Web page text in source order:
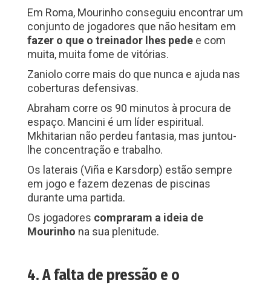
Em Roma, Mourinho conseguiu encontrar um
conjunto de jogadores que não hesitam em
fazer o que o treinador lhes pedee com
muita, muita fome de vitórias.
Zaniolo corre mais do que nunca e ajuda nas
coberturas defensivas.
Abraham corre os 90 minutos à procura de
espaço. Mancini é um líder espiritual.
Mkhitarian não perdeu fantasia, mas juntou-
lhe concentração e trabalho.
Os laterais (Viña e Karsdorp) estão sempre
em jogo e fazem dezenas de piscinas
durante uma partida.
Os jogadores compraram a ideia de
Mourinho na sua plenitude.
4. A falta de pressão e o